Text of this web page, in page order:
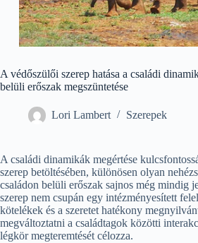
A védőszülői szerep hatása a családi
belüli erőszak megszüntetése
Lori Lambert Szerepek
A családi dinamikák megértése
szerep betöltésében, különösen olyan
családon belüli erőszak sajnos még mindig
szerep nem csupán egy intézményesített
kötelékek és a szeretet hatékony
megváltoztatni a családtagok közötti
légkör megteremtését célozza.